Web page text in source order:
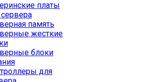
платы
память
жесткие
блоки
для